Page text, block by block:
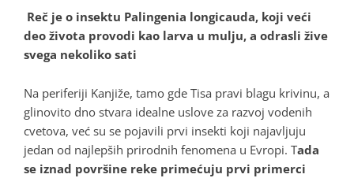
Reč je o insektu Palingenia longicauda, koji veći
deo života provodi kao larva u mulju, a odrasli žive
svega nekoliko sati
Na periferiji Kanjiže, tamo gde Tisa pravi blagu krivinu, a
glinovito dno stvara idealne uslove za razvoj vodenih
cvetova, već su se pojavili prvi insekti koji najavljuju
jedan od najlepših prirodnih fenomena u Evropi. Tada
se iznad površine reke primećuju prvi primerci